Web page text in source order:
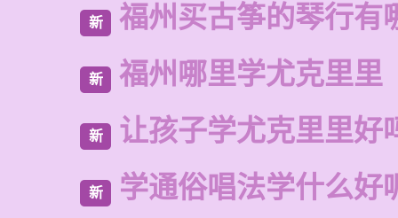
新 福州买古筝的琴行有
新 福州哪里学尤克里里
新 让孩子学尤克里里好
新 学通俗唱法学什么好